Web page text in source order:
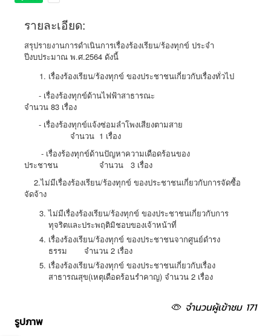
รายละเอียด:
สรุปรายงานการดำเนินการเรื่องร้องเรียน/ร้องทุกข์ ประจำ
ปีงบประมาณ พ.ศ.2564 ดังนี้
เรื่องร้องเรียน/ร้องทุกข์ ของประชาชนเกี่ยวกับเรื่องทั่วไป
- เรื่องร้องทุกข์ด้านไฟฟ้าสาธารณะ
จำนวน 83 เรื่อง
- เรื่องร้องทุกข์แจ้งซ่อมลำโพงเสียงตามสาย
จำนวน 1 เรื่อง
- เรื่องร้องทุกข์ด้านปัญหาความเดือดร้อนของ
ประชาชน จำนวน 3 เรื่อง
2.ไม่มีเรื่องร้องเรียน/ร้องทุกข์ ของประชาชนเกี่ยวกับการจัดซื้อ
จัดจ้าง
ไม่มีเรื่องร้องเรียน/ร้องทุกข์ ของประชาชนเกี่ยวกับการ
ทุจริตและประพฤติมิชอบของเจ้าหน้าที่
เรื่องร้องเรียน/ร้องทุกข์ ของประชาชนจากศูนย์ดำรง
ธรรม จำนวน 2 เรื่อง
เรื่องร้องเรียน/ร้องทุกข์ ของประชาชนเกี่ยวกับเรื่อง
สาธารณสุข(เหตุเดือดร้อนรำคาญ) จำนวน 2 เรื่อง
จำนวนผู้เข้าชม 171
รูปภาพ